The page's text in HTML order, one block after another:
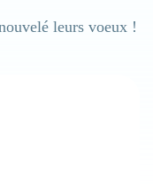
leurs voeux !